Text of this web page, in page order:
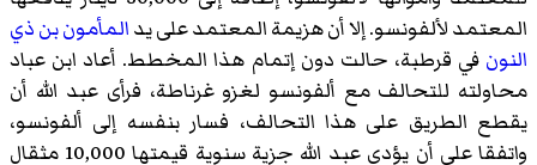
المعتمد لألفونسو. إلا أن هزيمة المعتمد على يدالمأمون بن ذي
النون في قرطبة، حالت دون إتمام هذا المخطط. أعاد ابن عباد
محاولته للتحالف مع ألفونسو لغزو غرناطة، فرأى عبد الله أن
يقطع الطريق على هذا التحالف، فسار بنفسه إلى ألفونسو،
واتفقا على أن يؤدي عبد الله جزية سنوية قيمتها 10,000 مثقال